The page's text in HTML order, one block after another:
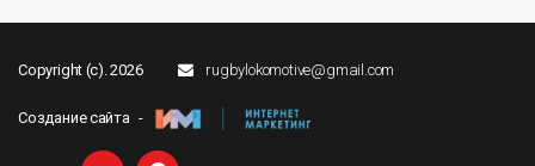
Copyright (c). 2026 rugbylokomotive@gmail.com
Создание сайта -